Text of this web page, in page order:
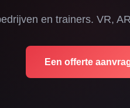
en trainers. VR,
Een offerte